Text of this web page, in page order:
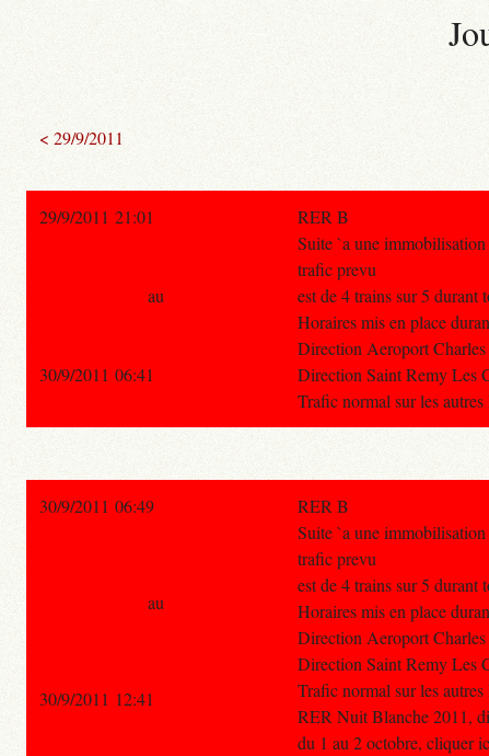
< 29/9/2011
29/9/2011 21:01
RER B
Suite `a une
trafic prevu
est de 4 trains sur 5 durant
Horaires mis en place
Direction Aeroport
Direction Saint Remy Les
Trafic normal sur les
au
30/9/2011 06:41
30/9/2011 06:49
RER B
Suite `a une
trafic prevu
est de 4 trains sur 5 durant
Horaires mis en place
Direction Aeroport
Direction Saint Remy Les
Trafic normal sur les
RER Nuit Blanche 2011,
du 1 au 2 octobre, cliquer
au
30/9/2011 12:41